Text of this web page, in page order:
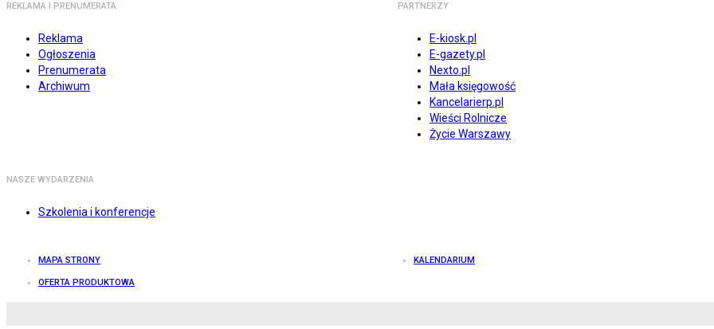
REKLAMA I PRENUMERATA
Reklama
Ogłoszenia
Prenumerata
Archiwum
PARTNERZY
E-kiosk.pl
E-gazety.pl
Nexto.pl
Mała księgowość
Kancelarierp.pl
Wieści Rolnicze
Życie Warszawy
NASZE WYDARZENIA
Szkolenia i konferencje
MAPA STRONY KALENDARIUM
OFERTA PRODUKTOWA